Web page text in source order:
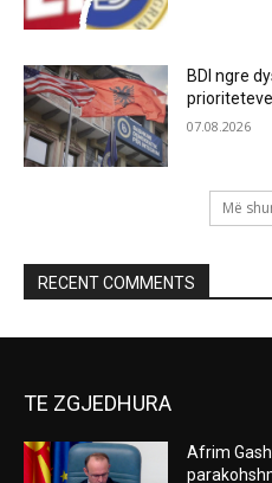
BDI ngre
07.08.2026
Më
RECENT COMMENTS
TE ZGJEDHURA
Afrim